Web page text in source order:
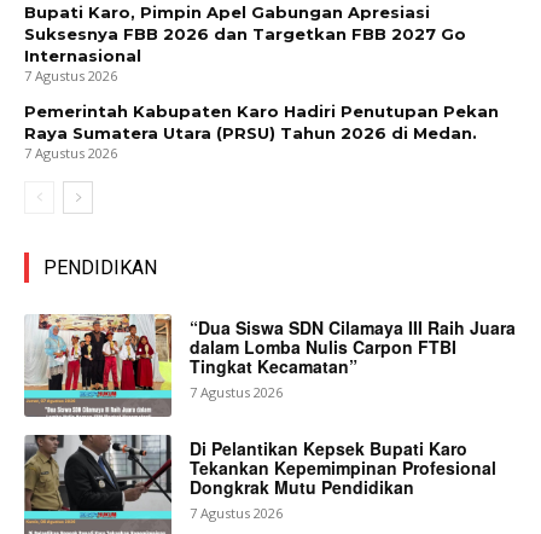
Bupati Karo, Pimpin Apel Gabungan Apresiasi
Suksesnya FBB 2026 dan Targetkan FBB 2027 Go
Internasional
7 Agustus 2026
Pemerintah Kabupaten Karo Hadiri Penutupan Pekan
Raya Sumatera Utara (PRSU) Tahun 2026 di Medan.
7 Agustus 2026
PENDIDIKAN
“Dua Siswa SDN Cilamaya III Raih Juara
dalam Lomba Nulis Carpon FTBI
Tingkat Kecamatan”
7 Agustus 2026
Di Pelantikan Kepsek Bupati Karo
Tekankan Kepemimpinan Profesional
Dongkrak Mutu Pendidikan
7 Agustus 2026